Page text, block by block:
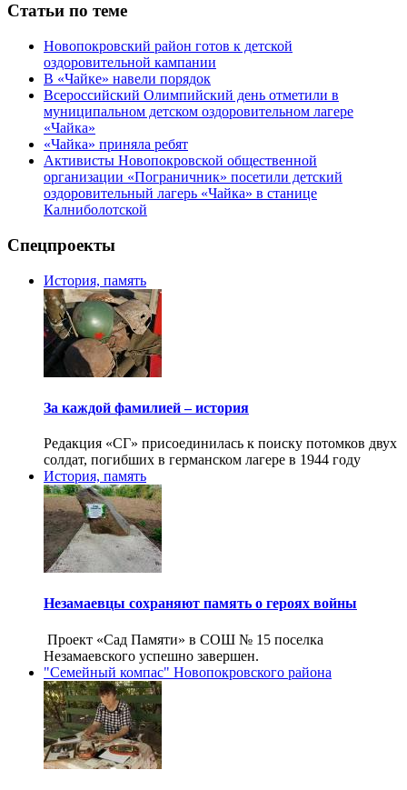
Статьи по теме
Новопокровский район готов к детской
оздоровительной кампании
В «Чайке» навели порядок
Всероссийский Олимпийский день отметили в
муниципальном детском оздоровительном лагере
«Чайка»
«Чайка» приняла ребят
Активисты Новопокровской общественной
организации «Пограничник» посетили детский
оздоровительный лагерь «Чайка» в станице
Калниболотской
Спецпроекты
История, память
За каждой фамилией – история
Редакция «СГ» присоединилась к поиску потомков двух
солдат, погибших в германском лагере в 1944 году
История, память
Незамаевцы сохраняют память о героях войны
Проект «Сад Памяти» в СОШ № 15 поселка
Незамаевского успешно завершен.
"Семейный компас" Новопокровского района